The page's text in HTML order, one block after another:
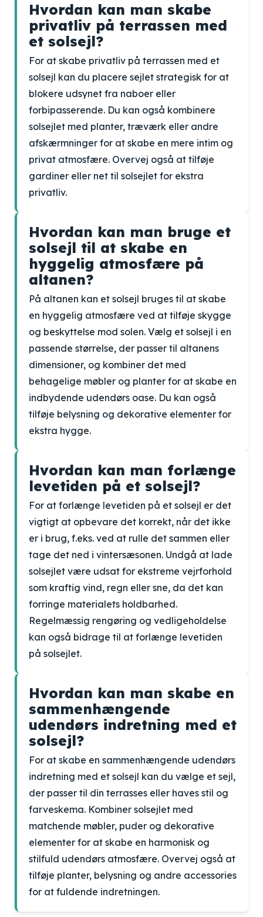
Hvordan kan man skabe
privatliv på terrassen med
et solsejl?
For at skabe privatliv på terrassen med et
solsejl kan du placere sejlet strategisk for at
blokere udsynet fra naboer eller
forbipasserende. Du kan også kombinere
solsejlet med planter, træværk eller andre
afskærmninger for at skabe en mere intim og
privat atmosfære. Overvej også at tilføje
gardiner eller net til solsejlet for ekstra
privatliv.
Hvordan kan man bruge et
solsejl til at skabe en
hyggelig atmosfære på
altanen?
På altanen kan et solsejl bruges til at skabe
en hyggelig atmosfære ved at tilføje skygge
og beskyttelse mod solen. Vælg et solsejl i en
passende størrelse, der passer til altanens
dimensioner, og kombiner det med
behagelige møbler og planter for at skabe en
indbydende udendørs oase. Du kan også
tilføje belysning og dekorative elementer for
ekstra hygge.
Hvordan kan man forlænge
levetiden på et solsejl?
For at forlænge levetiden på et solsejl er det
vigtigt at opbevare det korrekt, når det ikke
er i brug, f.eks. ved at rulle det sammen eller
tage det ned i vintersæsonen. Undgå at lade
solsejlet være udsat for ekstreme vejrforhold
som kraftig vind, regn eller sne, da det kan
forringe materialets holdbarhed.
Regelmæssig rengøring og vedligeholdelse
kan også bidrage til at forlænge levetiden
på solsejlet.
Hvordan kan man skabe en
sammenhængende
udendørs indretning med et
solsejl?
For at skabe en sammenhængende udendørs
indretning med et solsejl kan du vælge et sejl,
der passer til din terrasses eller haves stil og
farveskema. Kombiner solsejlet med
matchende møbler, puder og dekorative
elementer for at skabe en harmonisk og
stilfuld udendørs atmosfære. Overvej også at
tilføje planter, belysning og andre accessories
for at fuldende indretningen.